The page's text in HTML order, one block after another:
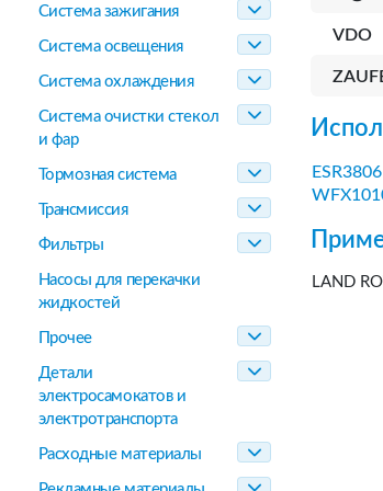
Система зажигания
Система освещения
Система охлаждения
Система очистки стекол
и фар
Тормозная система
Трансмиссия
Фильтры
Насосы для перекачки
жидкостей
Прочее
Детали
электросамокатов и
электротранспорта
Расходные материалы
VDO
ESR3806
LAND